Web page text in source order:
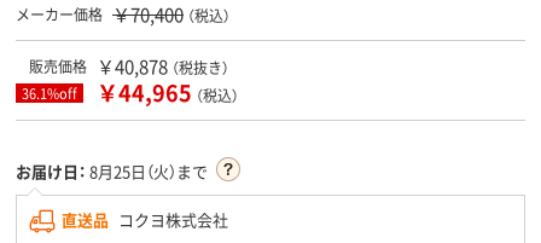
メーカー価格 ￥70,400 （税込）
販売価格 ￥40,878 （税抜き）
36.1%off ￥44,965 （税込）
お届け日： 8月25日（火）まで
直送品 コクヨ株式会社